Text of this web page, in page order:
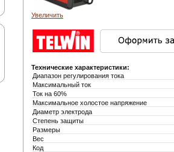
Увеличить
Технические характеристики:
Диапазон регулирования тока
Максимальный ток
Ток на 60%
Максимальное холостое напряжение
Диаметр электрода
Степень защиты
Размеры
Вес
Код